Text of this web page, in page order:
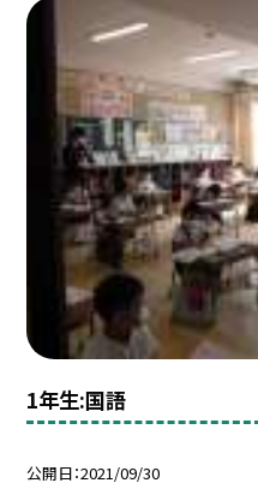
1年生:国語
公開日 2021/09/30